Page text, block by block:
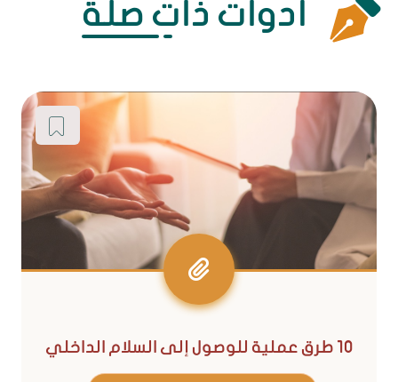
أدوات ذات صلة
10 طرق عملية للوصول إلى السلام الداخلي